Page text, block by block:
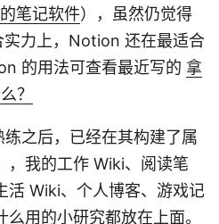
笔记软件），虽然仍觉得
力上，Notion 还在最适合
的用法可查看最近写的 拿
？
之后，已经在其构建了属
，我的工作 Wiki、阅读笔
活 Wiki、个人博客、游戏记
用的小研究都放在上面。